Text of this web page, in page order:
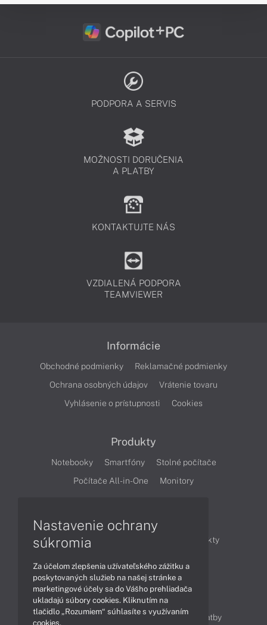
PODPORA A SERVIS
MOŽNOSTI DORUČENIA
A PLATBY
KONTAKTUJTE NÁS
VZDIALENÁ PODPORA
TEAMVIEWER
Informácie
Obchodné podmienky
Reklamačné podmienky
Ochrana osobných údajov
Vrátenie tovaru
Vyhlásenie o prístupnosti
Cookies
Produkty
Notebooky Smartfóny
Stolné počítače
Počítače All-in-One
Monitory
Články
Obchodné informácie
Produkty
Obsah
Ako nakupovať Možnosti doručenia a platby
Nastavenie ochrany
súkromia
Za účelom zlepšenia užívateľského zážitku a
poskytovaných služieb na našej stránke a
marketingové účely sa do Vášho prehliadača
ukladajú súbory cookies. Kliknutím na
tlačidlo „Rozumiem“ súhlasíte s využívaním
cookies.